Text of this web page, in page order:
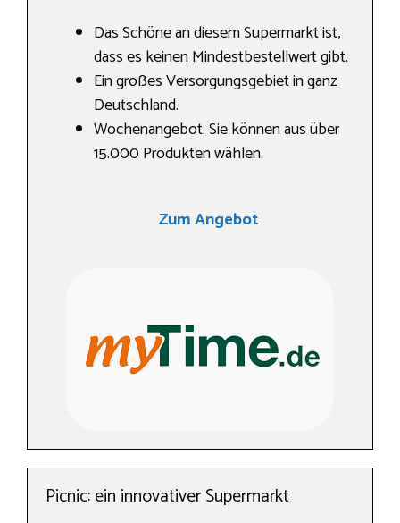
Das Schöne an diesem Supermarkt ist,
dass es keinen Mindestbestellwert gibt.
Ein großes Versorgungsgebiet in ganz
Deutschland.
Wochenangebot: Sie können aus über
15.000 Produkten wählen.
Zum Angebot
Picnic: ein innovativer Supermarkt